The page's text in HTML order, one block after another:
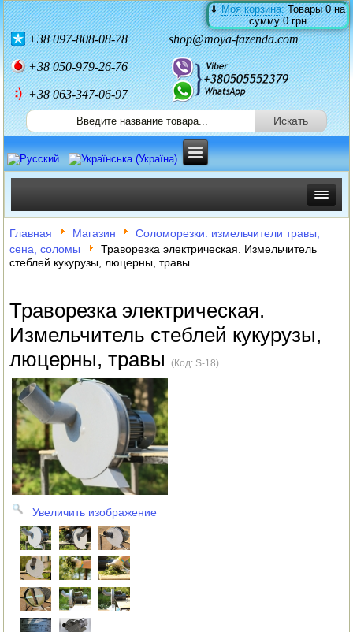
⇓Моя корзина:Товары0на
сумму0 грн
+38097-808-08-78 shop@moya-fazenda.com
+38050-979-26-76
+38 063-347-06-97
ИНКУБАТОРЫ
ЗЕРНОДРОБИЛКИ
СОЛОМОРЕЗКИ
АВТОКЛАВЫ
ДЛЯ ОГОРОДА
НАВЕСНОЕ ДЛЯ МОТОБЛОКОВ
СЕПАРАТОРЫ И МАСЛОБОЙКИ
СЫРОВАРНИ
ШИНКОВКИ
ДЛЯ ДОМА И САДА
ОБОГРЕВАТЕЛИ
ДРОВОКОЛЫ
Главная Магазин
Соломорезки: измельчители травы,
сена, соломы
Траворезка электрическая. Измельчитель
стеблей кукурузы, люцерны, травы
Траворезка электрическая.
Измельчитель стеблей кукурузы,
люцерны, травы(Код: S-18)
Увеличить изображение